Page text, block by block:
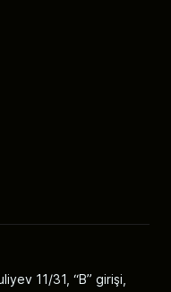
11/31, “B” girişi,